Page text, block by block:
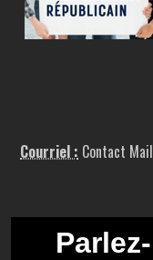
Courriel : Contact Mail